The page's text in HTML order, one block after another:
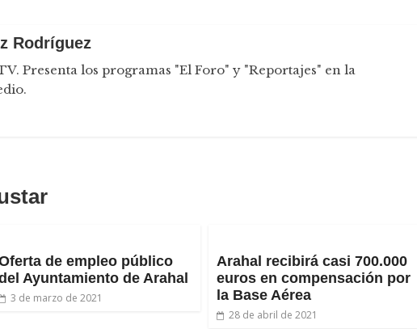
Rodríguez
Presenta los programas "El Foro" y "Reportajes" en la
de empleo público
Ayuntamiento de Arahal
3 de marzo de 2021
Arahal recibirá casi 700.000
euros en compensación por
la Base Aérea
28 de abril de 2021